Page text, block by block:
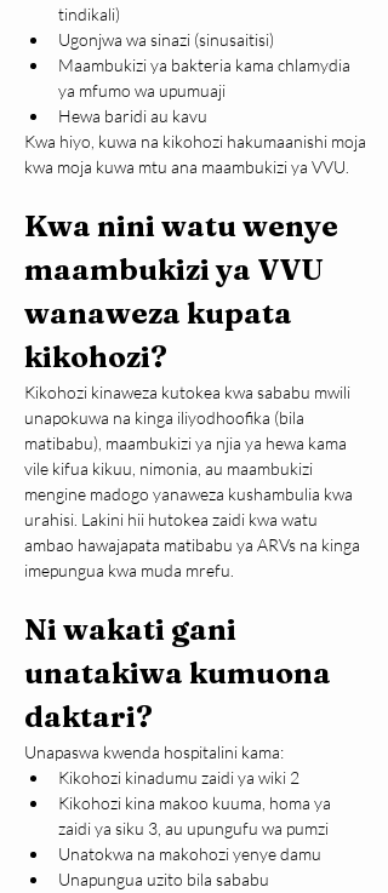
tindikali)
Ugonjwa wa sinazi (sinusaitisi)
Maambukizi ya bakteria kama chlamydia
ya mfumo wa upumuaji
Hewa baridi au kavu
Kwa hiyo, kuwa na kikohozi hakumaanishi moja
kwa moja kuwa mtu ana maambukizi ya VVU.
Kwa nini watu wenye
maambukizi ya VVU
wanaweza kupata
kikohozi?
Kikohozi kinaweza kutokea kwa sababu mwili
unapokuwa na kinga iliyodhoofika (bila
matibabu), maambukizi ya njia ya hewa kama
vile kifua kikuu, nimonia, au maambukizi
mengine madogo yanaweza kushambulia kwa
urahisi. Lakini hii hutokea zaidi kwa watu
ambao hawajapata matibabu ya ARVs na kinga
imepungua kwa muda mrefu.
Ni wakati gani
unatakiwa kumuona
daktari?
Unapaswa kwenda hospitalini kama:
Kikohozi kinadumu zaidi ya wiki 2
Kikohozi kina makoo kuuma, homa ya
zaidi ya siku 3, au upungufu wa pumzi
Unatokwa na makohozi yenye damu
Unapungua uzito bila sababu